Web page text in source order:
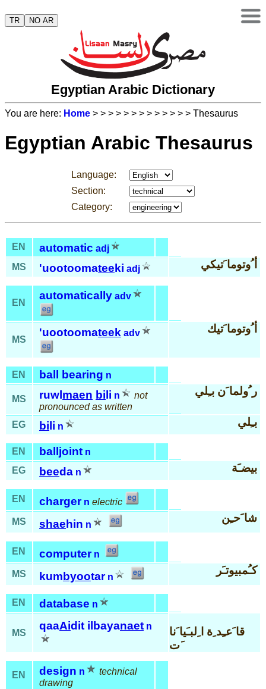
TR NO AR
Egyptian Arabic Dictionary
You are here: Home > > > > > > > > > > > > > Thesaurus
Egyptian Arabic Thesaurus
Language:
Section:
Category:
EN automatic adj
MS
'uootoomatee ki adj أ ُوتوما َتيكي
EN
automatically adv
MS
'uootoomateek adv أ ُوتوما َتيك
EN ball bearing n
MS ruwl maen bi li n
not
pronounced as written
ر ُولما َن بـِلي
EG bi li n بـِلي
EN balljoint n
EG
beeda n بيضـَة
EN charger n electric
MS
shaehin n
شا َحـِن
EN computer n
MS
kumbyootar n
كـُمبيوتـَر
EN database n
MS
qaaAidit ilbayanaet n
قا َعـِد ِة ا ِلبـَيا َنا
َت
EN design n
technical
drawing